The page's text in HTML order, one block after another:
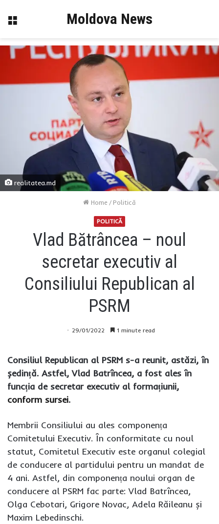
Menu Moldova News
realitatea.md
Home /Politică
POLITICĂ
Vlad Bătrâncea – noul
secretar executiv al
Consiliului Republican al
PSRM
29/01/2022 1 minute read
Consiliul Republican al PSRM s-a reunit, astăzi, în
ședință. Astfel, Vlad Batrîncea, a fost ales în
funcția de secretar executiv al formațiunii,
conform sursei.
Membrii Consiliului au ales componența
Comitetului Executiv. În conformitate cu noul
statut, Comitetul Executiv este organul colegial
de conducere al partidului pentru un mandat de
4 ani. Astfel, din componența noului organ de
conducere al PSRM fac parte: Vlad Batrîncea,
Olga Cebotari, Grigore Novac, Adela Răileanu și
Maxim Lebedinschi.